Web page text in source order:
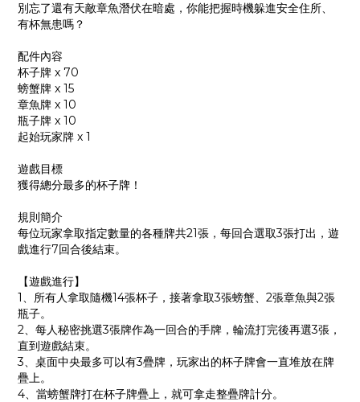
別忘了還有天敵章魚潛伏在暗處，你能把握時機躲進安全住所、
有杯無患嗎？
配件內容
杯子牌 x 70
螃蟹牌 x 15
章魚牌 x 10
瓶子牌 x 10
起始玩家牌 x 1
遊戲目標
獲得總分最多的杯子牌！
規則簡介
每位玩家拿取指定數量的各種牌共21張，每回合選取3張打出，遊
戲進行7回合後結束。
【遊戲進行】
1、所有人拿取隨機14張杯子，接著拿取3張螃蟹、2張章魚與2張
瓶子。
2、每人秘密挑選3張牌作為一回合的手牌，輪流打完後再選3張，
直到遊戲結束。
3、桌面中央最多可以有3疊牌，玩家出的杯子牌會一直堆放在牌
疊上。
4、當螃蟹牌打在杯子牌疊上，就可拿走整疊牌計分。